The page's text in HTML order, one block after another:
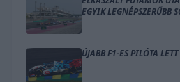
EGYIK LEGNÉPSZERŰBB
ÚJABB F1-ES PILÓTA